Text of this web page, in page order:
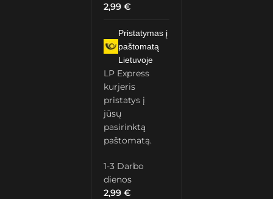
2,99€
Pristatymas į
paštomatą
Lietuvoje
LP Express
kurjeris
pristatys į
jūsų
pasirinktą
paštomatą.
1-3 Darbo
dienos
2,99€